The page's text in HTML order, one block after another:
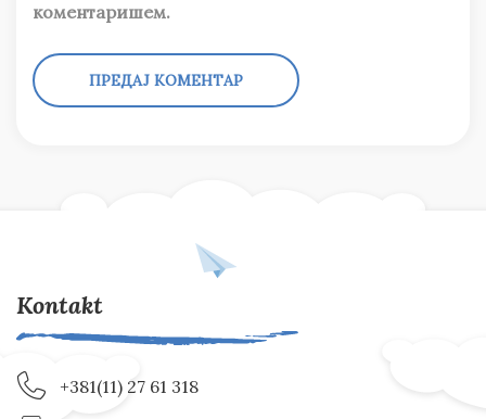
коментаришем.
Kontakt
+381(11) 27 61 318